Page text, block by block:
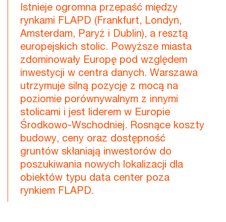
Istnieje ogromna przepaść między
rynkami FLAPD (Frankfurt, Londyn,
Amsterdam, Paryż i Dublin), a resztą
europejskich stolic. Powyższe miasta
zdominowały Europę pod względem
inwestycji w centra danych. Warszawa
utrzymuje silną pozycję z mocą na
poziomie porównywalnym z innymi
stolicami i jest liderem w Europie
Środkowo-Wschodniej. Rosnące koszty
budowy, ceny oraz dostępność
gruntów skłaniają inwestorów do
poszukiwania nowych lokalizacji dla
obiektów typu data center poza
rynkiem FLAPD.